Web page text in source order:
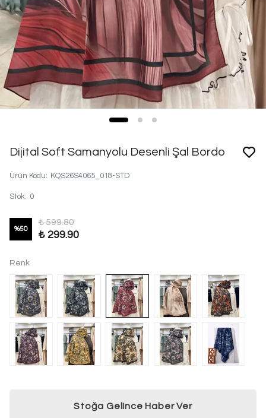
Dijital Soft Samanyolu Desenli Şal Bordo
Ürün Kodu: KQS26S4065_018-STD
Stok: 0
%50
₺ 599.80
₺ 299.90
Renk
Stoğa Gelince Haber Ver